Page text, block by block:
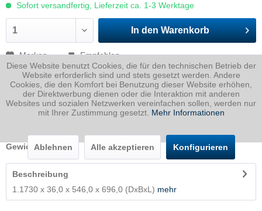
Sofort versandfertig, Lieferzeit ca. 1-3 Werktage
In den Warenkorb
Merken Empfehlen
Artikel-Nr.: 1730036054600696P
Dicke
36 mm
546 mm
Gewicht 107.39Kg
Beschreibung
1.1730 x 36,0 x 546,0 x 696,0 (DxBxL) mehr
Diese Website benutzt Cookies, die für den technischen Betrieb der
Website erforderlich sind und stets gesetzt werden. Andere
Cookies, die den Komfort bei Benutzung dieser Website erhöhen,
der Direktwerbung dienen oder die Interaktion mit anderen
Websites und sozialen Netzwerken vereinfachen sollen, werden nur
mit Ihrer Zustimmung gesetzt. Mehr Informationen
Ablehnen Alle akzeptieren Konfigurieren